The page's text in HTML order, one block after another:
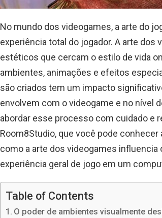
No mundo dos videogames, a arte do
experiência total do jogador. A arte
estéticos que cercam o estilo de vida
ambientes, animações e efeitos
são criados tem um impacto
envolvem com o videogame e no nível
abordar esse processo com cuidado e
Room8Studio, que você pode
como a arte dos videogames
experiência geral de jogo em um
Table of Contents
O poder de ambientes visualmente